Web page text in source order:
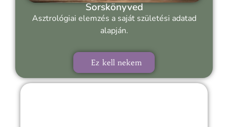
Sorskönyved
Asztrológiai elemzés a saját születési adatad
alapján.
Ez kell nekem